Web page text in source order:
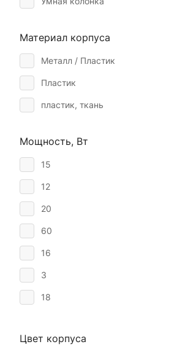
Материал корпуса
Металл / Пластик
Пластик
пластик, ткань
Мощность, Вт
15
12
20
60
16
3
18
50
Цвет корпуса